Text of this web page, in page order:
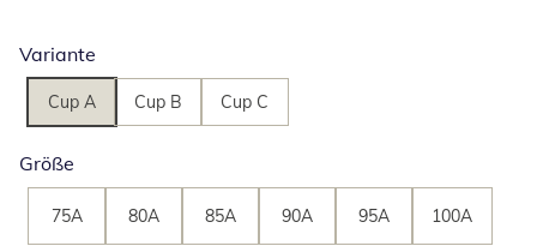
Variante
Cup A Cup B Cup C
Größe
75A 80A 85A 90A 95A 100A